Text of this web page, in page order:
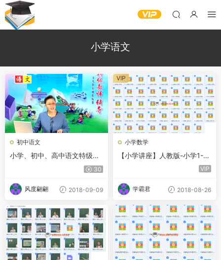
小学语文
初中语文
小学、初中、高中语文特级教
30
风度翩翩 2018-09-09
小学数学
【小学讲座】人教版-小学1-12
VIP
学霸君 2018-08-26
VIP